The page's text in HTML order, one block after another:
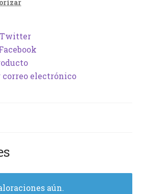
correo electrónico
aún.